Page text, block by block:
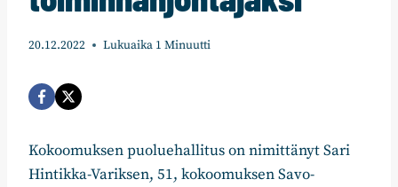
20.12.2022 Lukuaika 1 Minuutti
Kokoomuksen puoluehallitus on nimittänyt Sari
Hintikka-Variksen, 51, kokoomuksen Savo-